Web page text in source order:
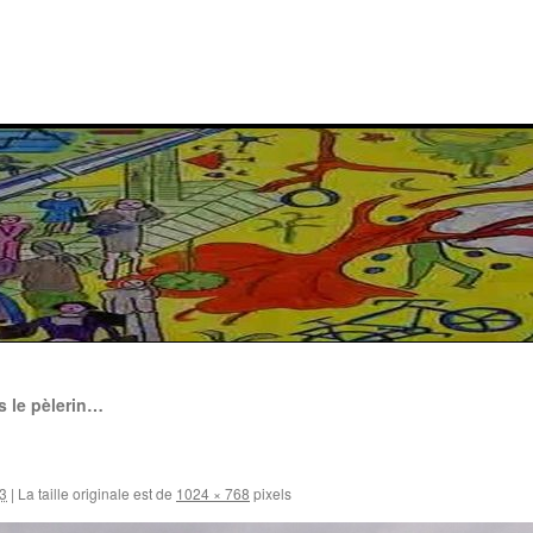
le pèlerin…
| La taille originale est de 1024 × 768 pixels